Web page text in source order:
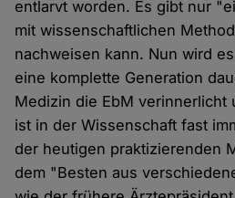
entlarvt worden. Es gibt nur
mit wissenschaftlichen
nachweisen kann. Nun wird
eine komplette Generation
Medizin die EbM verinnerlicht
ist in der Wissenschaft fast
der heutigen praktizierenden
dem "Besten aus